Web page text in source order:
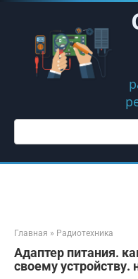
Перейти
контенту
Поиск:
Главная » Радиотехника
Адаптер питания.
своему устройству.